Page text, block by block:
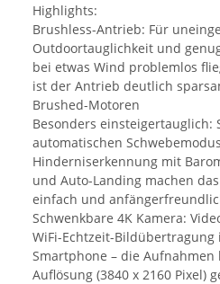
Highlights:
Brushless-Antrieb: Für
Outdoortauglichkeit und
bei etwas Wind problemlos
ist der Antrieb deutlich
Brushed-Motoren
Besonders einsteigertauglich:
automatischen
Hinderniserkennung mit
und Auto-Landing machen
einfach und
Schwenkbare 4K Kamera:
WiFi-Echtzeit-Bildübertragung
Smartphone – die Aufnahmen
Auflösung (3840 x 2160 Pixel)